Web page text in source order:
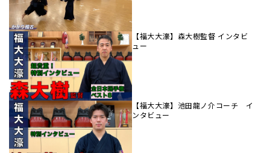
【福大大濠】森大樹監督 インタビ
ュー
【福大大濠】池田龍ノ介コーチ イ
ンタビュー